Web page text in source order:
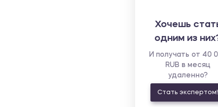
Хочешь
одним из
И получать от 40
RUB в месяц
удаленно?
Стать экспертом!